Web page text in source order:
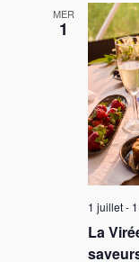
MER
1
La
1 juillet-